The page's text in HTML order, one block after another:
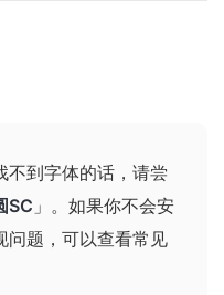
不到字体的话，请尝
SC 」 。如果你不会安
问题，可以查看常见